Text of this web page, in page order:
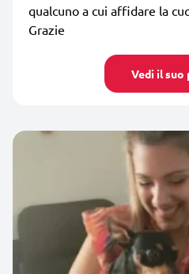
qualcuno a cui affidare la
Grazie
Vedi il